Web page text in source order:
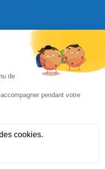
Nous contacter |
|
Rights Reserved.